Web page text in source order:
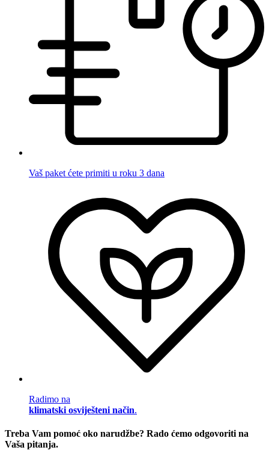
Vaš paket ćete primiti u roku 3 dana
Radimo na
klimatski osviješteni način.
Treba Vam pomoć oko narudžbe? Rado ćemo odgovoriti na
Vaša pitanja.